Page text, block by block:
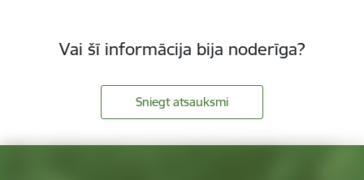
Vai šī informācija bija noderīga?
Sniegt atsauksmi